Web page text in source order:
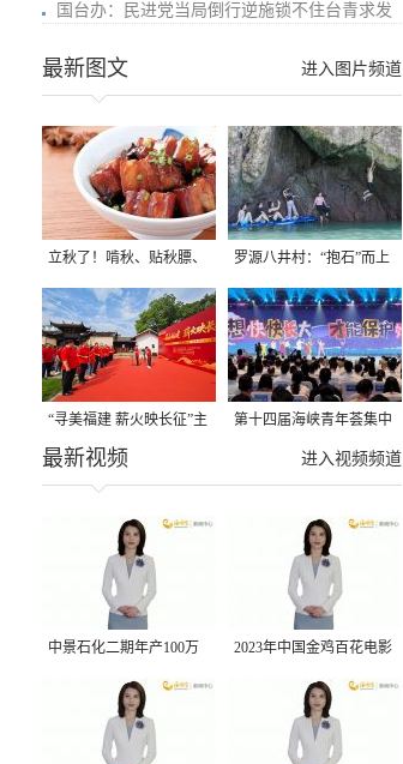
国台办：民进党当局倒行逆施锁不住台青求发
进入图片频道
最新图文
立秋了！啃秋、贴秋膘、
晒秋，福建人这样过才够
味→
罗源八井村：“抱石”而上
“寻美福建 薪火映长征”主
题活动在龙岩长汀启动
第十四届海峡青年荟集中
阶段活动在福州举行
进入视频频道
最新视频
中景石化二期年产100万
吨丙烷脱氢项目建成中交
2023年中国金鸡百花电影
节有福电影巡展31日启动